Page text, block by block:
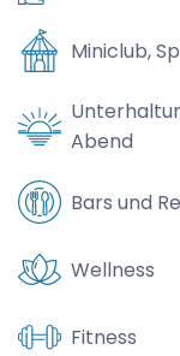
Miniclub,
Abend
Bars und
Wellness
Fitness